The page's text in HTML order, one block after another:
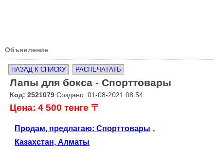
Объявление
НАЗАД К СПИСКУ РАСПЕЧАТАТЬ
Лапы для бокса - Спорттовары
Код: 2521079 Создано: 01-08-2021 08:54
Цена: 4 500 тенге 〒
Продам, предлагаю: Спорттовары ,
Казахстан, Алматы